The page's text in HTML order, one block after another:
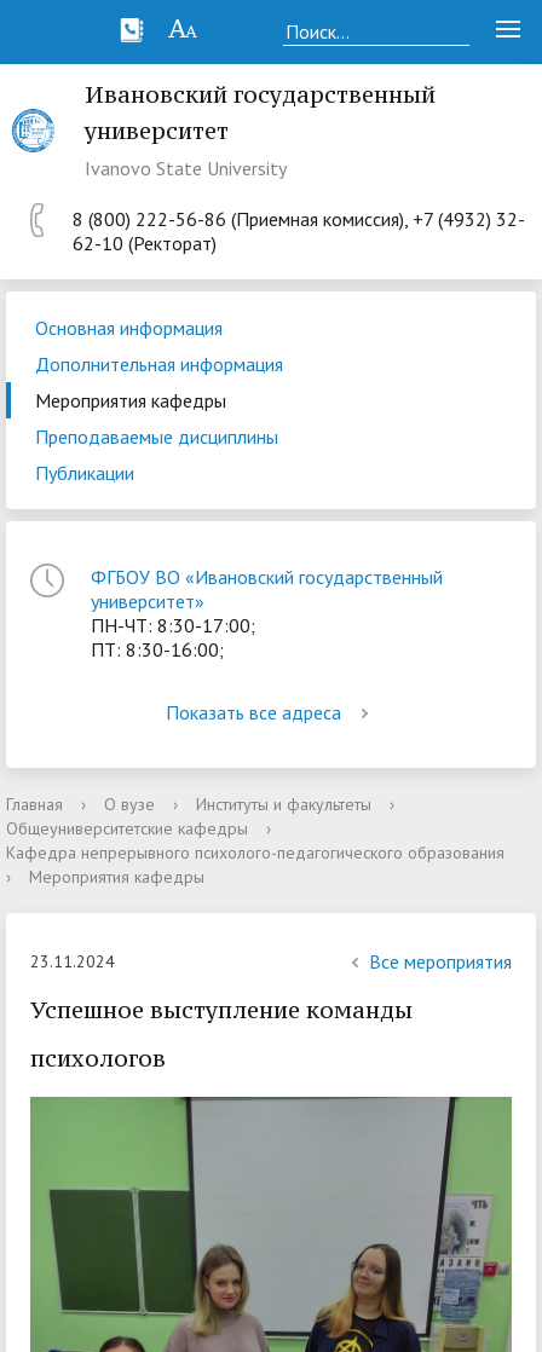
Ивановский государственный
университет
Ivanovo State University
8 (800) 222-56-86 (Приемная комиссия), +7 (4932) 32-
62-10 (Ректорат)
Основная информация
Дополнительная информация
Мероприятия кафедры
Преподаваемые дисциплины
Публикации
ФГБОУ ВО «Ивановский государственный
университет»
ПН-ЧТ: 8:30-17:00;
ПТ: 8:30-16:00;
Показать все адреса
Главная › О вузе › Институты и факультеты
›
Общеуниверситетские кафедры
›
Кафедра непрерывного психолого-педагогического образования
›
Мероприятия кафедры
23.11.2024 Все мероприятия
Успешное выступление команды
психологов